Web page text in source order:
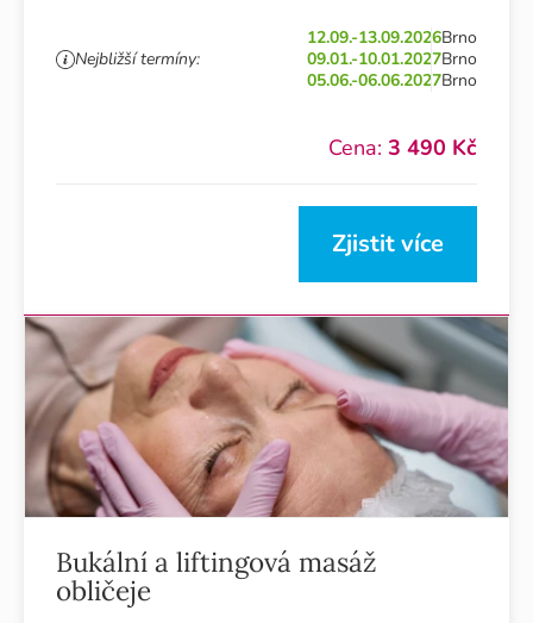
Nejbližší termíny:
12.09.-13.09.2026Brno
09.01.-10.01.2027Brno
05.06.-06.06.2027Brno
Cena: 3 490 Kč
Zjistit více
Bukální a liftingová masáž
obličeje